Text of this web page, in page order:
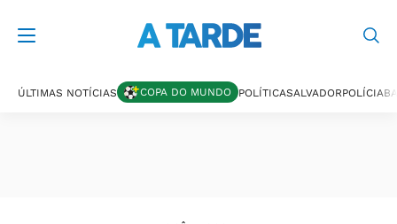
ÚLTIMAS NOTÍCIAS COPA DO MUNDO POLÍTICASALVADORPOLÍCIA